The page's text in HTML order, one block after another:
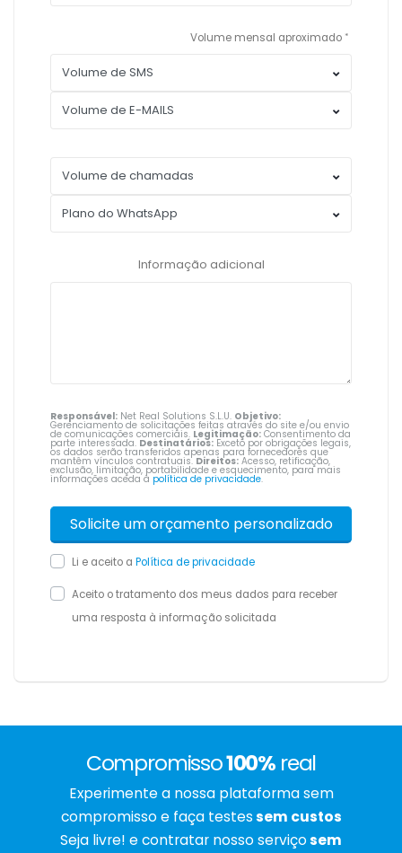
Volume mensal aproximado
Informação adicional
Responsável: Net Real Solutions S.L.U. Objetivo:
Gerenciamento de solicitações feitas através do site e/ou envio
de comunicações comerciais. Legitimação: Consentimento da
parte interessada. Destinatários: Exceto por obrigações legais,
os dados serão transferidos apenas para fornecedores que
mantêm vínculos contratuais. Direitos: Acesso, retificação,
exclusão, limitação, portabilidade e esquecimento, para mais
informações aceda à política de privacidade.
Li e aceito a Política de privacidade
Aceito o tratamento dos meus dados para receber
uma resposta à informação solicitada
Compromisso100% real
Experimente a nossa plataforma sem
compromisso e faça testessem custos
Seja livre! e contratar nosso serviçosem